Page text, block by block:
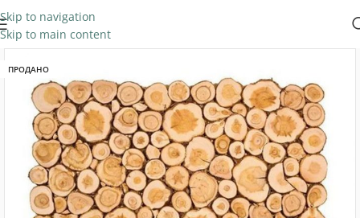
Skip to navigation
Skip to main content
ПРОДАНО